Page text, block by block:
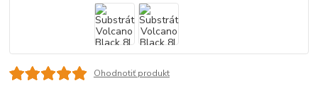
Ohodnotiť produkt